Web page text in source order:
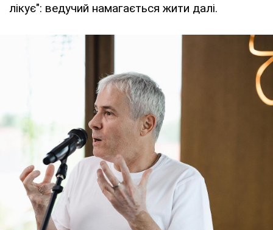
лікує": ведучий намагається жити далі.